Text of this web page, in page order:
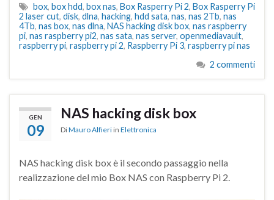
box, box hdd, box nas, Box Rasperry Pi 2, Box Rasperry Pi
2 laser cut, disk, dlna, hacking, hdd sata, nas, nas 2Tb, nas
4Tb, nas box, nas dlna, NAS hacking disk box, nas raspberry
pi, nas raspberry pi2, nas sata, nas server, openmediavault,
raspberry pi, raspberry pi 2, Raspberry Pi 3, raspberry pi nas
2 commenti
GEN
09
NAS hacking disk box
DiMauro Alfieri in Elettronica
NAS hacking disk box è il secondo passaggio nella
realizzazione del mio Box NAS con Raspberry Pi 2.